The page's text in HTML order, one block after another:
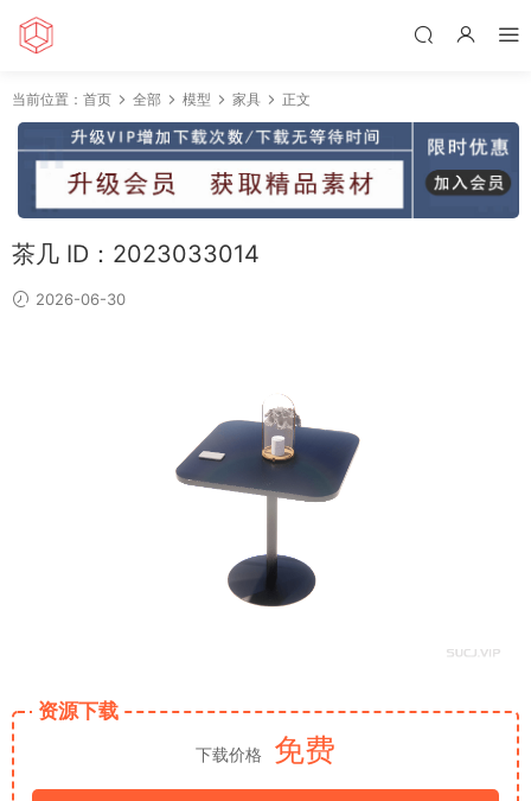
当前位置： 首页 全部 模型 家具 正文
茶几 ID：2023033014
2026-06-30
资源下载
下载价格 免费